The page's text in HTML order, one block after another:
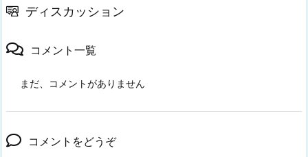
ディスカッション
コメント一覧
まだ、コメントがありません
コメントをどうぞ